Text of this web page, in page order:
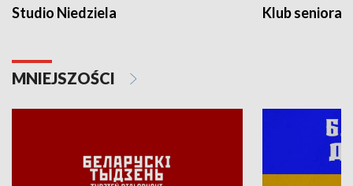
Studio Niedziela Klub seniora
MNIEJSZOŚCI